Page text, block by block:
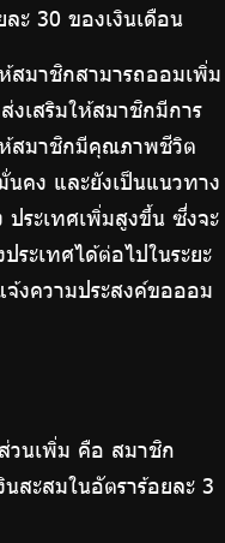
ะ 30 ของเงินเดือน
สมาชิกสามารถออมเพิ่ม
งเสริมให้สมาชิกมีการ
ห้สมาชิกมีคุณภาพชีวิต
คง และยังเป็นแนวทาง
ระเทศเพิ่มสูงขึ้น ซึ่งจะ
ะเทศได้ต่อไปในระยะ
งความประสงค์ขอออม
วนเพิ่ม คือ สมาชิก
สะสมในอัตราร้อยละ 3